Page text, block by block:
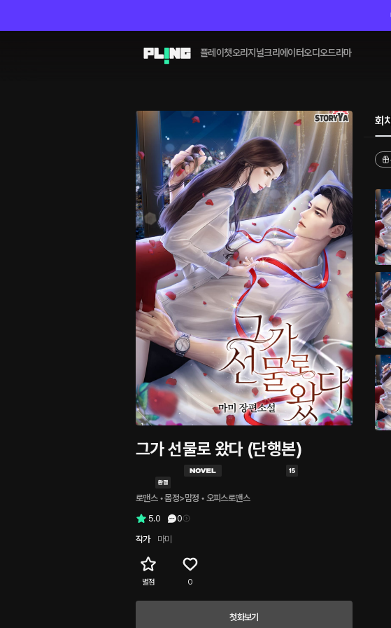
플레이챗오리지널크리에이터오디오드라마
그가 선물로 왔다 (단행본)
로맨스 • 몸정>맘정 • 오피스로맨스
5.0
0
작가
마미
별점 0
첫화보기
회